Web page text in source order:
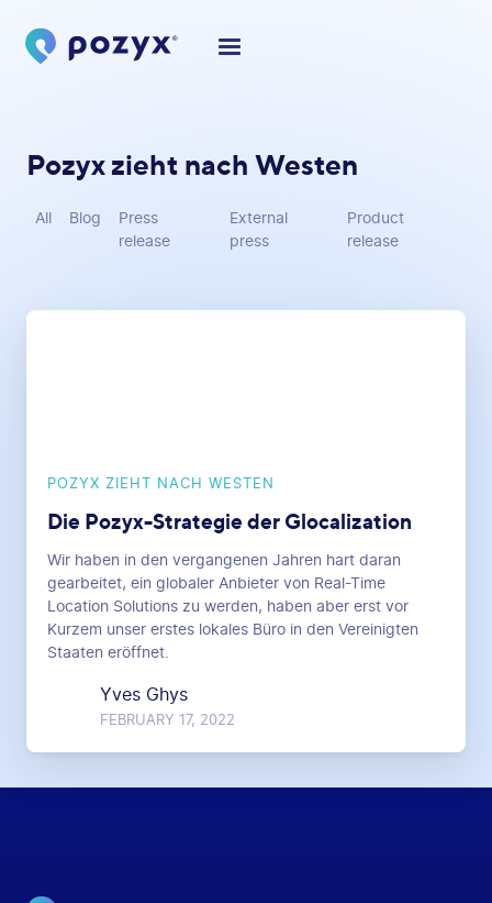
Pozyx zieht nach Westen
All Blog
Press
release
External
press
Product
release
POZYX ZIEHT NACH WESTEN
Die Pozyx-Strategie der Glocalization
Wir haben in den vergangenen Jahren hart daran
gearbeitet, ein globaler Anbieter von Real-Time
Location Solutions zu werden, haben aber erst vor
Kurzem unser erstes lokales Büro in den Vereinigten
Staaten eröffnet.
Yves Ghys
FEBRUARY 17, 2022